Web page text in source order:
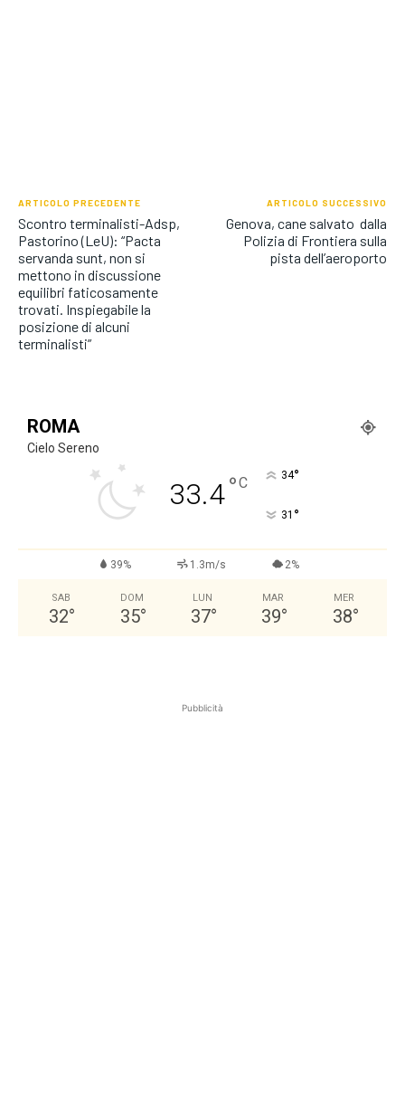
ARTICOLO PRECEDENTE
Scontro terminalisti-Adsp,
Pastorino (LeU): “Pacta
servanda sunt, non si
mettono in discussione
equilibri faticosamente
trovati. Inspiegabile la
posizione di alcuni
terminalisti”
ARTICOLO SUCCESSIVO
Genova, cane salvato dalla
Polizia di Frontiera sulla
pista dell’aeroporto
ROMA
Cielo Sereno
33.4°C 34°
31 °
39% 1.3m/s 2%
SAB
32°
DOM
35°
LUN
37°
MAR
39°
MER
38°
Pubblicità